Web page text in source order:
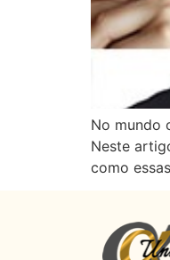
No mundo
Neste
como